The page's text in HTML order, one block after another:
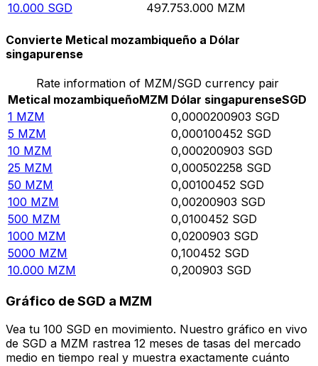
10.000 SGD 497.753.000 MZM
Convierte Metical mozambiqueño a Dólar
singapurense
Rate information of MZM/SGD currency pair
Metical mozambiqueñoMZM Dólar singapurenseSGD
1 MZM 0,0000200903 SGD
5 MZM 0,000100452 SGD
10 MZM 0,000200903 SGD
25 MZM 0,000502258 SGD
50 MZM 0,00100452 SGD
100 MZM 0,00200903 SGD
500 MZM 0,0100452 SGD
1000 MZM 0,0200903 SGD
5000 MZM 0,100452 SGD
10.000 MZM 0,200903 SGD
Gráfico de SGD a MZM
Vea tu 100 SGD en movimiento. Nuestro gráfico en vivo
de SGD a MZM rastrea 12 meses de tasas del mercado
medio en tiempo real y muestra exactamente cuánto